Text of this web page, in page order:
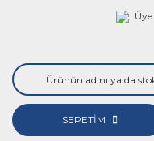
SEPETİM